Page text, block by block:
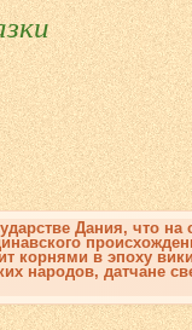
Дания, что
корнями в эпоху
народов, датчане